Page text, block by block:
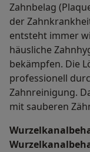
Zahnbelag
der
entsteht immer
häusliche
bekämpfen. Die
professionell
Zahnreinigung.
mit sauberen